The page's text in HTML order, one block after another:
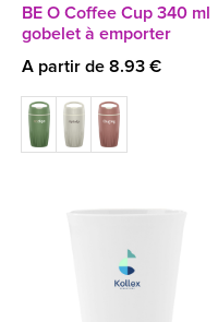
BE O Coffee Cup 340 ml
gobelet à emporter
A partir de 8.93 €